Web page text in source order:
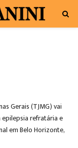
Gerais (TJMG) vai
epilepsia refratária e
em Belo Horizonte,